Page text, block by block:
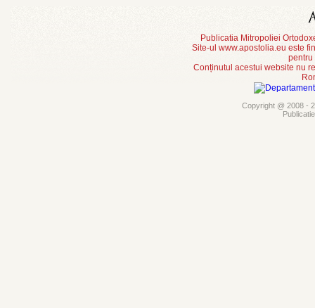
Publicatia Mitropoliei
Site-ul www.apostolia.eu este
pentru
Conținutul acestui website nu
Copyright @ 2008 -